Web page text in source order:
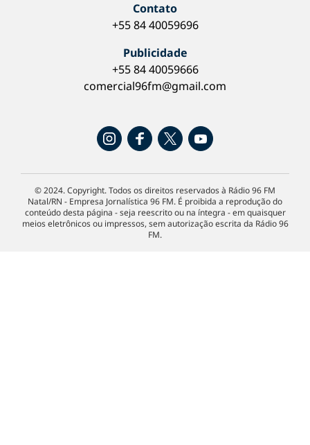
Contato
+55 84 40059696
Publicidade
+55 84 40059666
comercial96fm@gmail.com
© 2024. Copyright. Todos os direitos reservados à Rádio 96 FM
Natal/RN - Empresa Jornalística 96 FM. É proibida a reprodução do
conteúdo desta página - seja reescrito ou na íntegra - em quaisquer
meios eletrônicos ou impressos, sem autorização escrita da Rádio 96
FM.